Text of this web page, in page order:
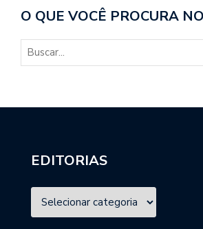
O QUE VOCÊ PROCURA
EDITORIAS